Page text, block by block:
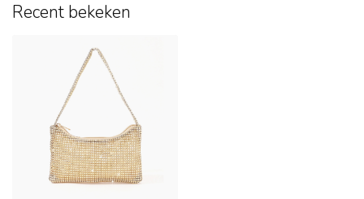
Recent bekeken